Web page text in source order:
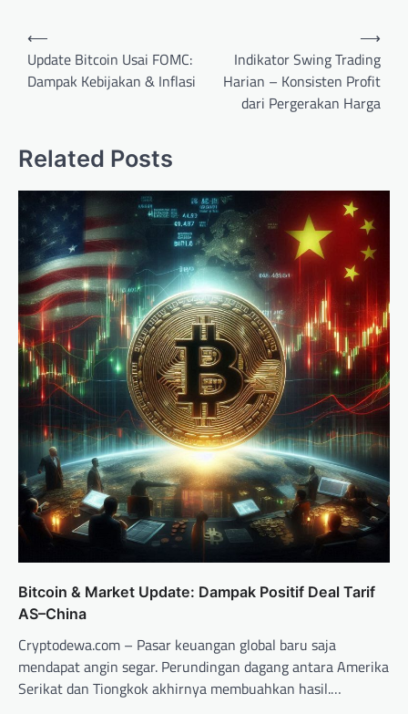
Post
navigation
⟵
Update Bitcoin Usai FOMC:
Dampak Kebijakan & Inflasi
Indikator Swing Trading
Harian – Konsisten Profit
dari Pergerakan Harga
⟶
Related Posts
Bitcoin & Market Update: Dampak Positif Deal Tarif
AS–China
Cryptodewa.com – Pasar keuangan global baru saja
mendapat angin segar. Perundingan dagang antara Amerika
Serikat dan Tiongkok akhirnya membuahkan hasil.…